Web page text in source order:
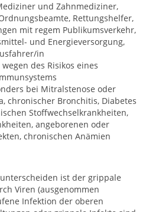
und Zahnmediziner,
Rettungshelfer,
mit regem Publikumsverkehr,
und Energieversorgung,
in
wegen des Risikos eines
bei Mitralstenose oder
chronischer Bronchitis, Diabetes
Stoffwechselkrankheiten,
angeborenen oder
chronischen Anämien
ist der grippale
Viren (ausgenommen
Infektion der oberen